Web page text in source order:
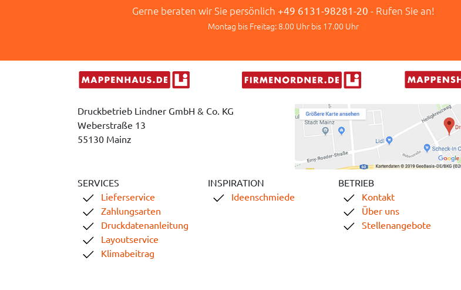
Gerne beraten wir Sie persönlich +49 6131-98281-20 - Rufen Sie an!
Montag bis Freitag: 8.00 Uhr bis 17.00 Uhr
Druckbetrieb Lindner GmbH & Co. KG
Weberstraße 13
55130 Mainz
SERVICES
Lieferservice
Zahlungsarten
Druckdatenanleitung
Layoutservice
Klimabeitrag
INSPIRATION
Ideenschmiede
BETRIEB
Kontakt
Über uns
Stellenangebote